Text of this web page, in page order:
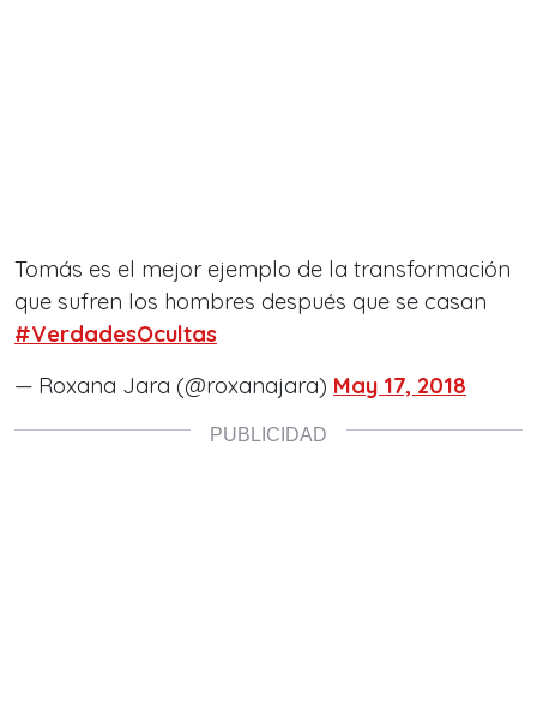
Tomás es el mejor ejemplo de la transformación
que sufren los hombres después que se casan
#VerdadesOcultas
— Roxana Jara (@roxanajara) May 17, 2018